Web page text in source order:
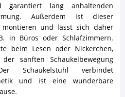
garantiert lang anhaltenden
Außerdem ist dieser
und lässt sich daher
in Büros oder Schlafzimmern.
beim Lesen oder Nickerchen,
sanften Schaukelbewegung
Schaukelstuhl verbindet
und ist eine wunderbare